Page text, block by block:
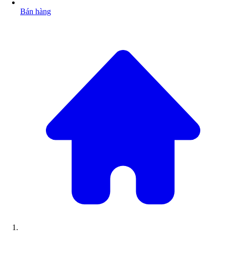
Bán hàng